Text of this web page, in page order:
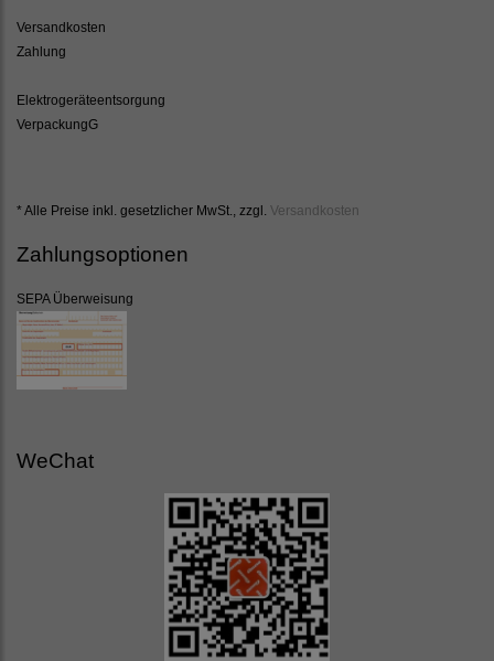
Versandkosten
Zahlung
Elektrogeräteentsorgung
VerpackungG
* Alle Preise inkl. gesetzlicher MwSt., zzgl. Versandkosten
Zahlungsoptionen
SEPA Überweisung
WeChat